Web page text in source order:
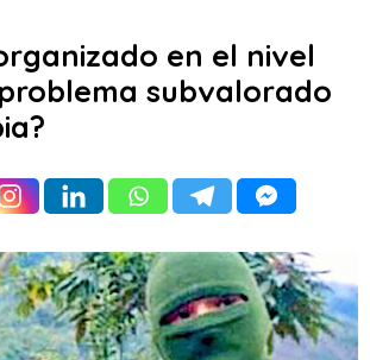
en el nivel
subvalorado